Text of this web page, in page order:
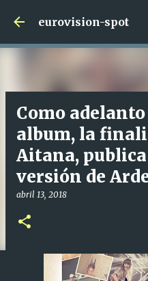
Ir al
eurovision-spot
Como
album, la
Aitana,
versión de
abril 13, 2018